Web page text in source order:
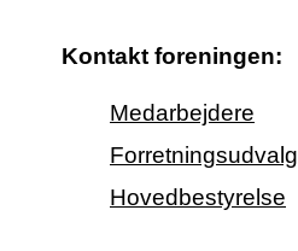
Kontakt foreningen:
Medarbejdere
Forretningsudvalg
Hovedbestyrelse